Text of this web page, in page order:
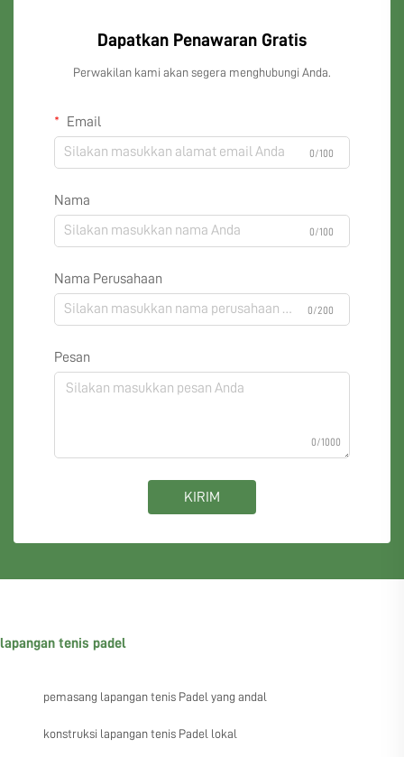
Dapatkan Penawaran Gratis
Perwakilan kami akan segera menghubungi Anda.
Email
0/100
Nama
0/100
Nama Perusahaan
0/200
Pesan
0/1000
KIRIM
lapangan tenis padel
pemasang lapangan tenis Padel yang andal
konstruksi lapangan tenis Padel lokal